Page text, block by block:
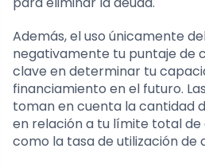
Además, el uso únicamente
negativamente tu puntaje de
clave en determinar tu
financiamiento en el futuro.
toman en cuenta la cantidad
en relación a tu límite total
como la tasa de utilización de